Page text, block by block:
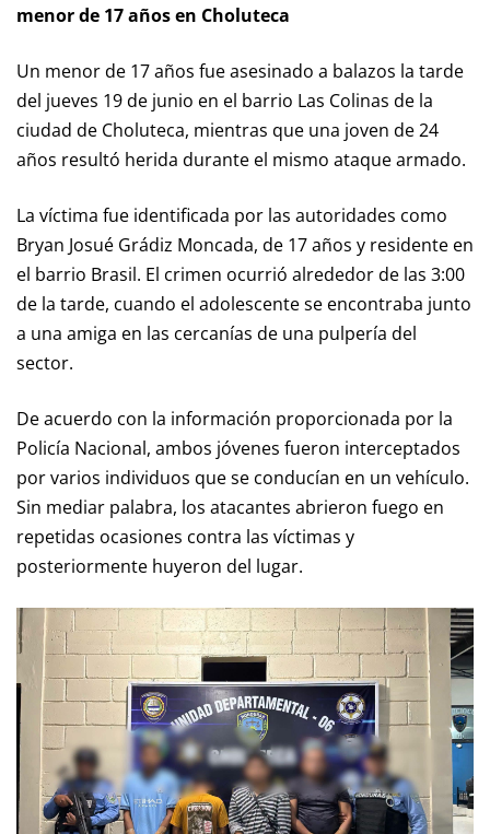
menor de 17 años en Choluteca
Un menor de 17 años fue asesinado a balazos la tarde
del jueves 19 de junio en el barrio Las Colinas de la
ciudad de Choluteca, mientras que una joven de 24
años resultó herida durante el mismo ataque armado.
La víctima fue identificada por las autoridades como
Bryan Josué Grádiz Moncada, de 17 años y residente en
el barrio Brasil. El crimen ocurrió alrededor de las 3:00
de la tarde, cuando el adolescente se encontraba junto
a una amiga en las cercanías de una pulpería del
sector.
De acuerdo con la información proporcionada por la
Policía Nacional, ambos jóvenes fueron interceptados
por varios individuos que se conducían en un vehículo.
Sin mediar palabra, los atacantes abrieron fuego en
repetidas ocasiones contra las víctimas y
posteriormente huyeron del lugar.